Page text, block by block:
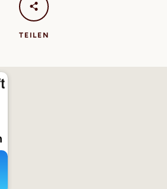
TEILEN
DATENSCHUTZ